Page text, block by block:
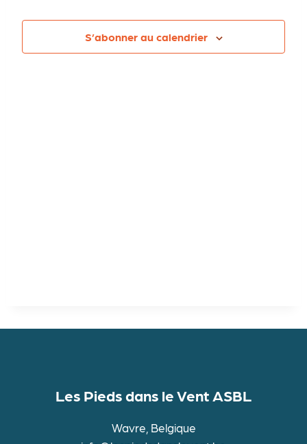
S’abonner au calendrier
Les Pieds dans le Vent ASBL
Wavre, Belgique